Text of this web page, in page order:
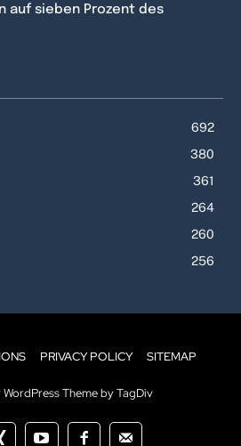
auf sieben Prozent des
692
380
361
264
260
256
PRIVACY POLICY SITEMAP
Theme by TagDiv